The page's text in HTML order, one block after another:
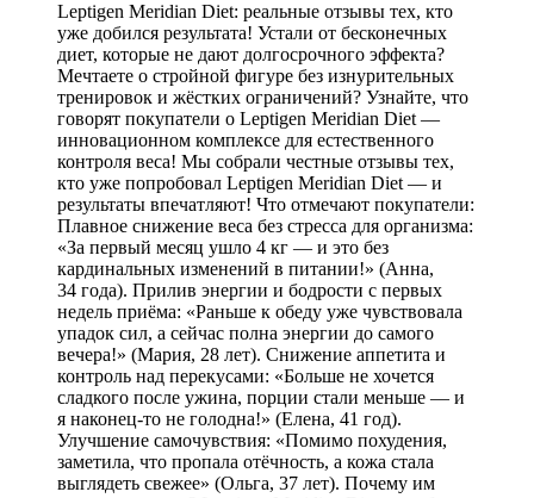
Leptigen Meridian Diet: реальные отзывы тех, кто
уже добился результата! Устали от бесконечных
диет, которые не дают долгосрочного эффекта?
Мечтаете о стройной фигуре без изнурительных
тренировок и жёстких ограничений? Узнайте, что
говорят покупатели о Leptigen Meridian Diet —
инновационном комплексе для естественного
контроля веса! Мы собрали честные отзывы тех,
кто уже попробовал Leptigen Meridian Diet — и
результаты впечатляют! Что отмечают покупатели:
Плавное снижение веса без стресса для организма:
«За первый месяц ушло 4 кг — и это без
кардинальных изменений в питании!» (Анна,
34 года). Прилив энергии и бодрости с первых
недель приёма: «Раньше к обеду уже чувствовала
упадок сил, а сейчас полна энергии до самого
вечера!» (Мария, 28 лет). Снижение аппетита и
контроль над перекусами: «Больше не хочется
сладкого после ужина, порции стали меньше — и
я наконец-то не голодна!» (Елена, 41 год).
Улучшение самочувствия: «Помимо похудения,
заметила, что пропала отёчность, а кожа стала
выглядеть свежее» (Ольга, 37 лет). Почему им